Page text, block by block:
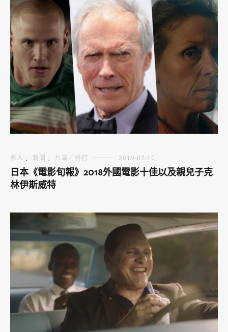
影人 , 新聞 , 片單／排行 2019-02-10
日本《電影旬報》2018外國電影十佳以及親兒子克
林伊斯威特